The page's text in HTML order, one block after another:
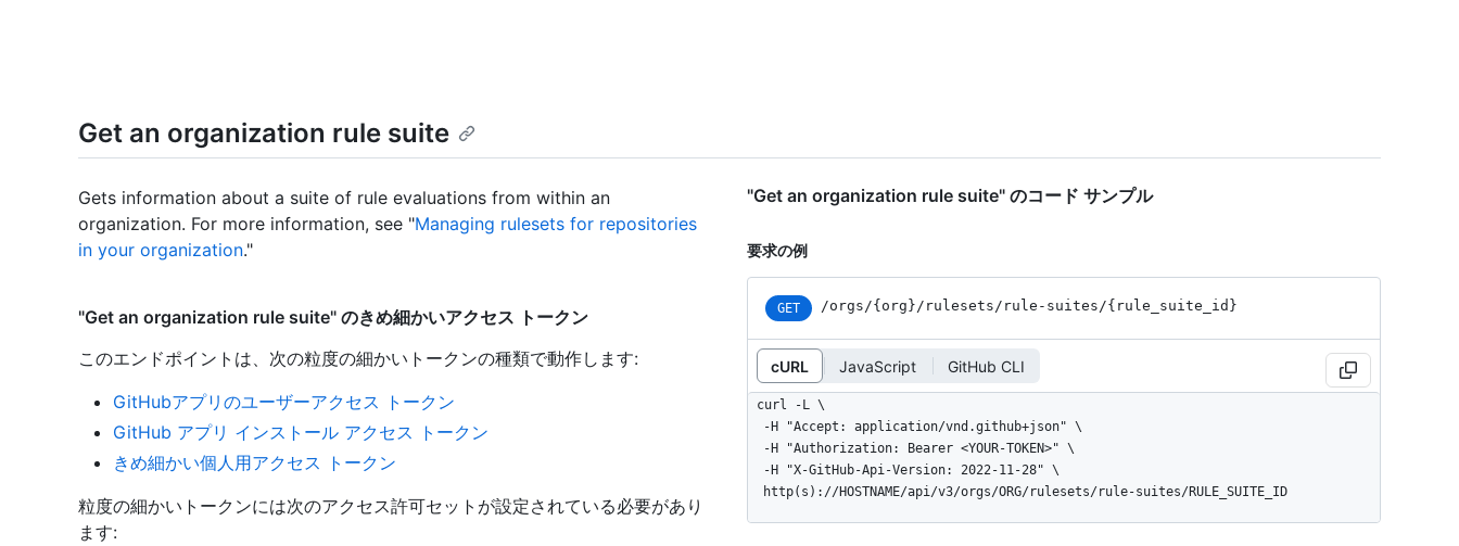
Get an organization rule suite
Gets information about a suite of rule evaluations from within an
organization. For more information, see "Managing rulesets for repositories
in your organization."
"Get an organization rule suite" のきめ細かいアクセス トークン
このエンドポイントは、次の粒度の細かいトークンの種類で動作します:
GitHubアプリのユーザーアクセス トークン
GitHub アプリ インストール アクセス トークン
きめ細かい個人用アクセス トークン
粒度の細かいトークンには次のアクセス許可セットが設定されている必要があり
ます:
"Get an organization rule suite" のコード サンプル
要求の例
GET /orgs/{org}/rulesets/rule-suites/{rule_ suite_ id}
cURL JavaScript GitHub CLI
curl -L \
  http(s)://HOSTNAME/api/v3/orgs/ORG/rulesets/rule-suites/RULE_SUITE_ID